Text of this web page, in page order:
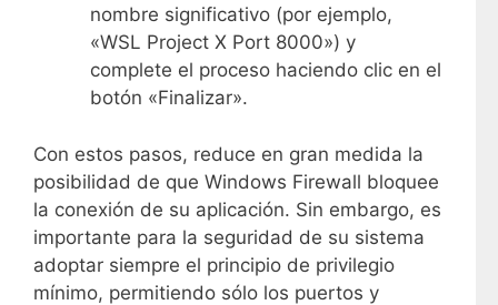
nombre significativo (por ejemplo,
«WSL Project X Port 8000») y
complete el proceso haciendo clic en el
botón «Finalizar».
Con estos pasos, reduce en gran medida la
posibilidad de que Windows Firewall bloquee
la conexión de su aplicación. Sin embargo, es
importante para la seguridad de su sistema
adoptar siempre el principio de privilegio
mínimo, permitiendo sólo los puertos y